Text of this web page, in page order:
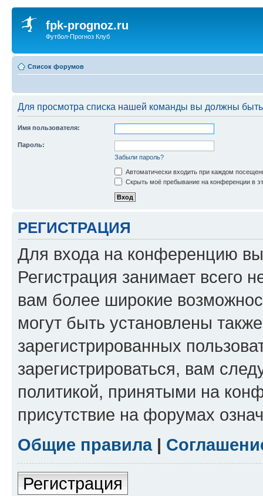
fpk-prognoz.ru
Футбол-Прогноз Клуб
Список форумов
Для просмотра списка нашей команды вы должны
Имя пользователя:
Пароль:
Забыли пароль?
Автоматически входить при каждом
Скрыть моё пребывание на конференции в
РЕГИСТРАЦИЯ
Для входа на конференцию
Регистрация занимает всего
вам более широкие
могут быть установлены
зарегистрированных
зарегистрироваться, вам
политикой, принятыми на
присутствие на форумах
Общие правила|
Регистрация